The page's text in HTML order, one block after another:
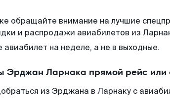
обращайте внимание на лучшие
и распродажи авиабилетов из
авиабилет на неделе, а не в выходные.
Эрджан Ларнака прямой рейс или
из Эрджана в Ларнаку с